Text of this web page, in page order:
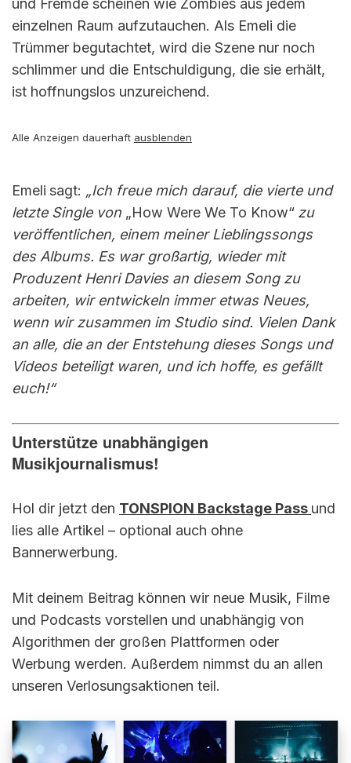
und Fremde scheinen wie Zombies aus jedem
einzelnen Raum aufzutauchen. Als Emeli die
Trümmer begutachtet, wird die Szene nur noch
schlimmer und die Entschuldigung, die sie erhält,
ist hoffnungslos unzureichend.
Alle Anzeigen dauerhaft ausblenden
Emeli sagt: „Ich freue mich darauf, die vierte und
letzte Single von „How Were We To Know“ zu
veröffentlichen, einem meiner Lieblingssongs
des Albums. Es war großartig, wieder mit
Produzent Henri Davies an diesem Song zu
arbeiten, wir entwickeln immer etwas Neues,
wenn wir zusammen im Studio sind. Vielen Dank
an alle, die an der Entstehung dieses Songs und
Videos beteiligt waren, und ich hoffe, es gefällt
euch!“
Unterstütze unabhängigen
Musikjournalismus!
Hol dir jetzt den TONSPION Backstage Pass und
lies alle Artikel – optional auch ohne
Bannerwerbung.
Mit deinem Beitrag können wir neue Musik, Filme
und Podcasts vorstellen und unabhängig von
Algorithmen der großen Plattformen oder
Werbung werden. Außerdem nimmst du an allen
unseren Verlosungsaktionen teil.